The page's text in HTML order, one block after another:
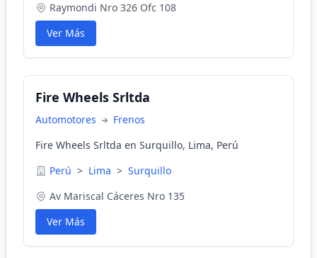
Raymondi Nro 326 Ofc 108
Ver Más
Fire Wheels Srltda
Automotores
Frenos
Fire Wheels Srltda en Surquillo, Lima, Perú
Perú > Lima > Surquillo
Av Mariscal Cáceres Nro 135
Ver Más